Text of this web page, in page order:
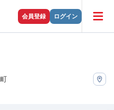
会員登録 ログイン